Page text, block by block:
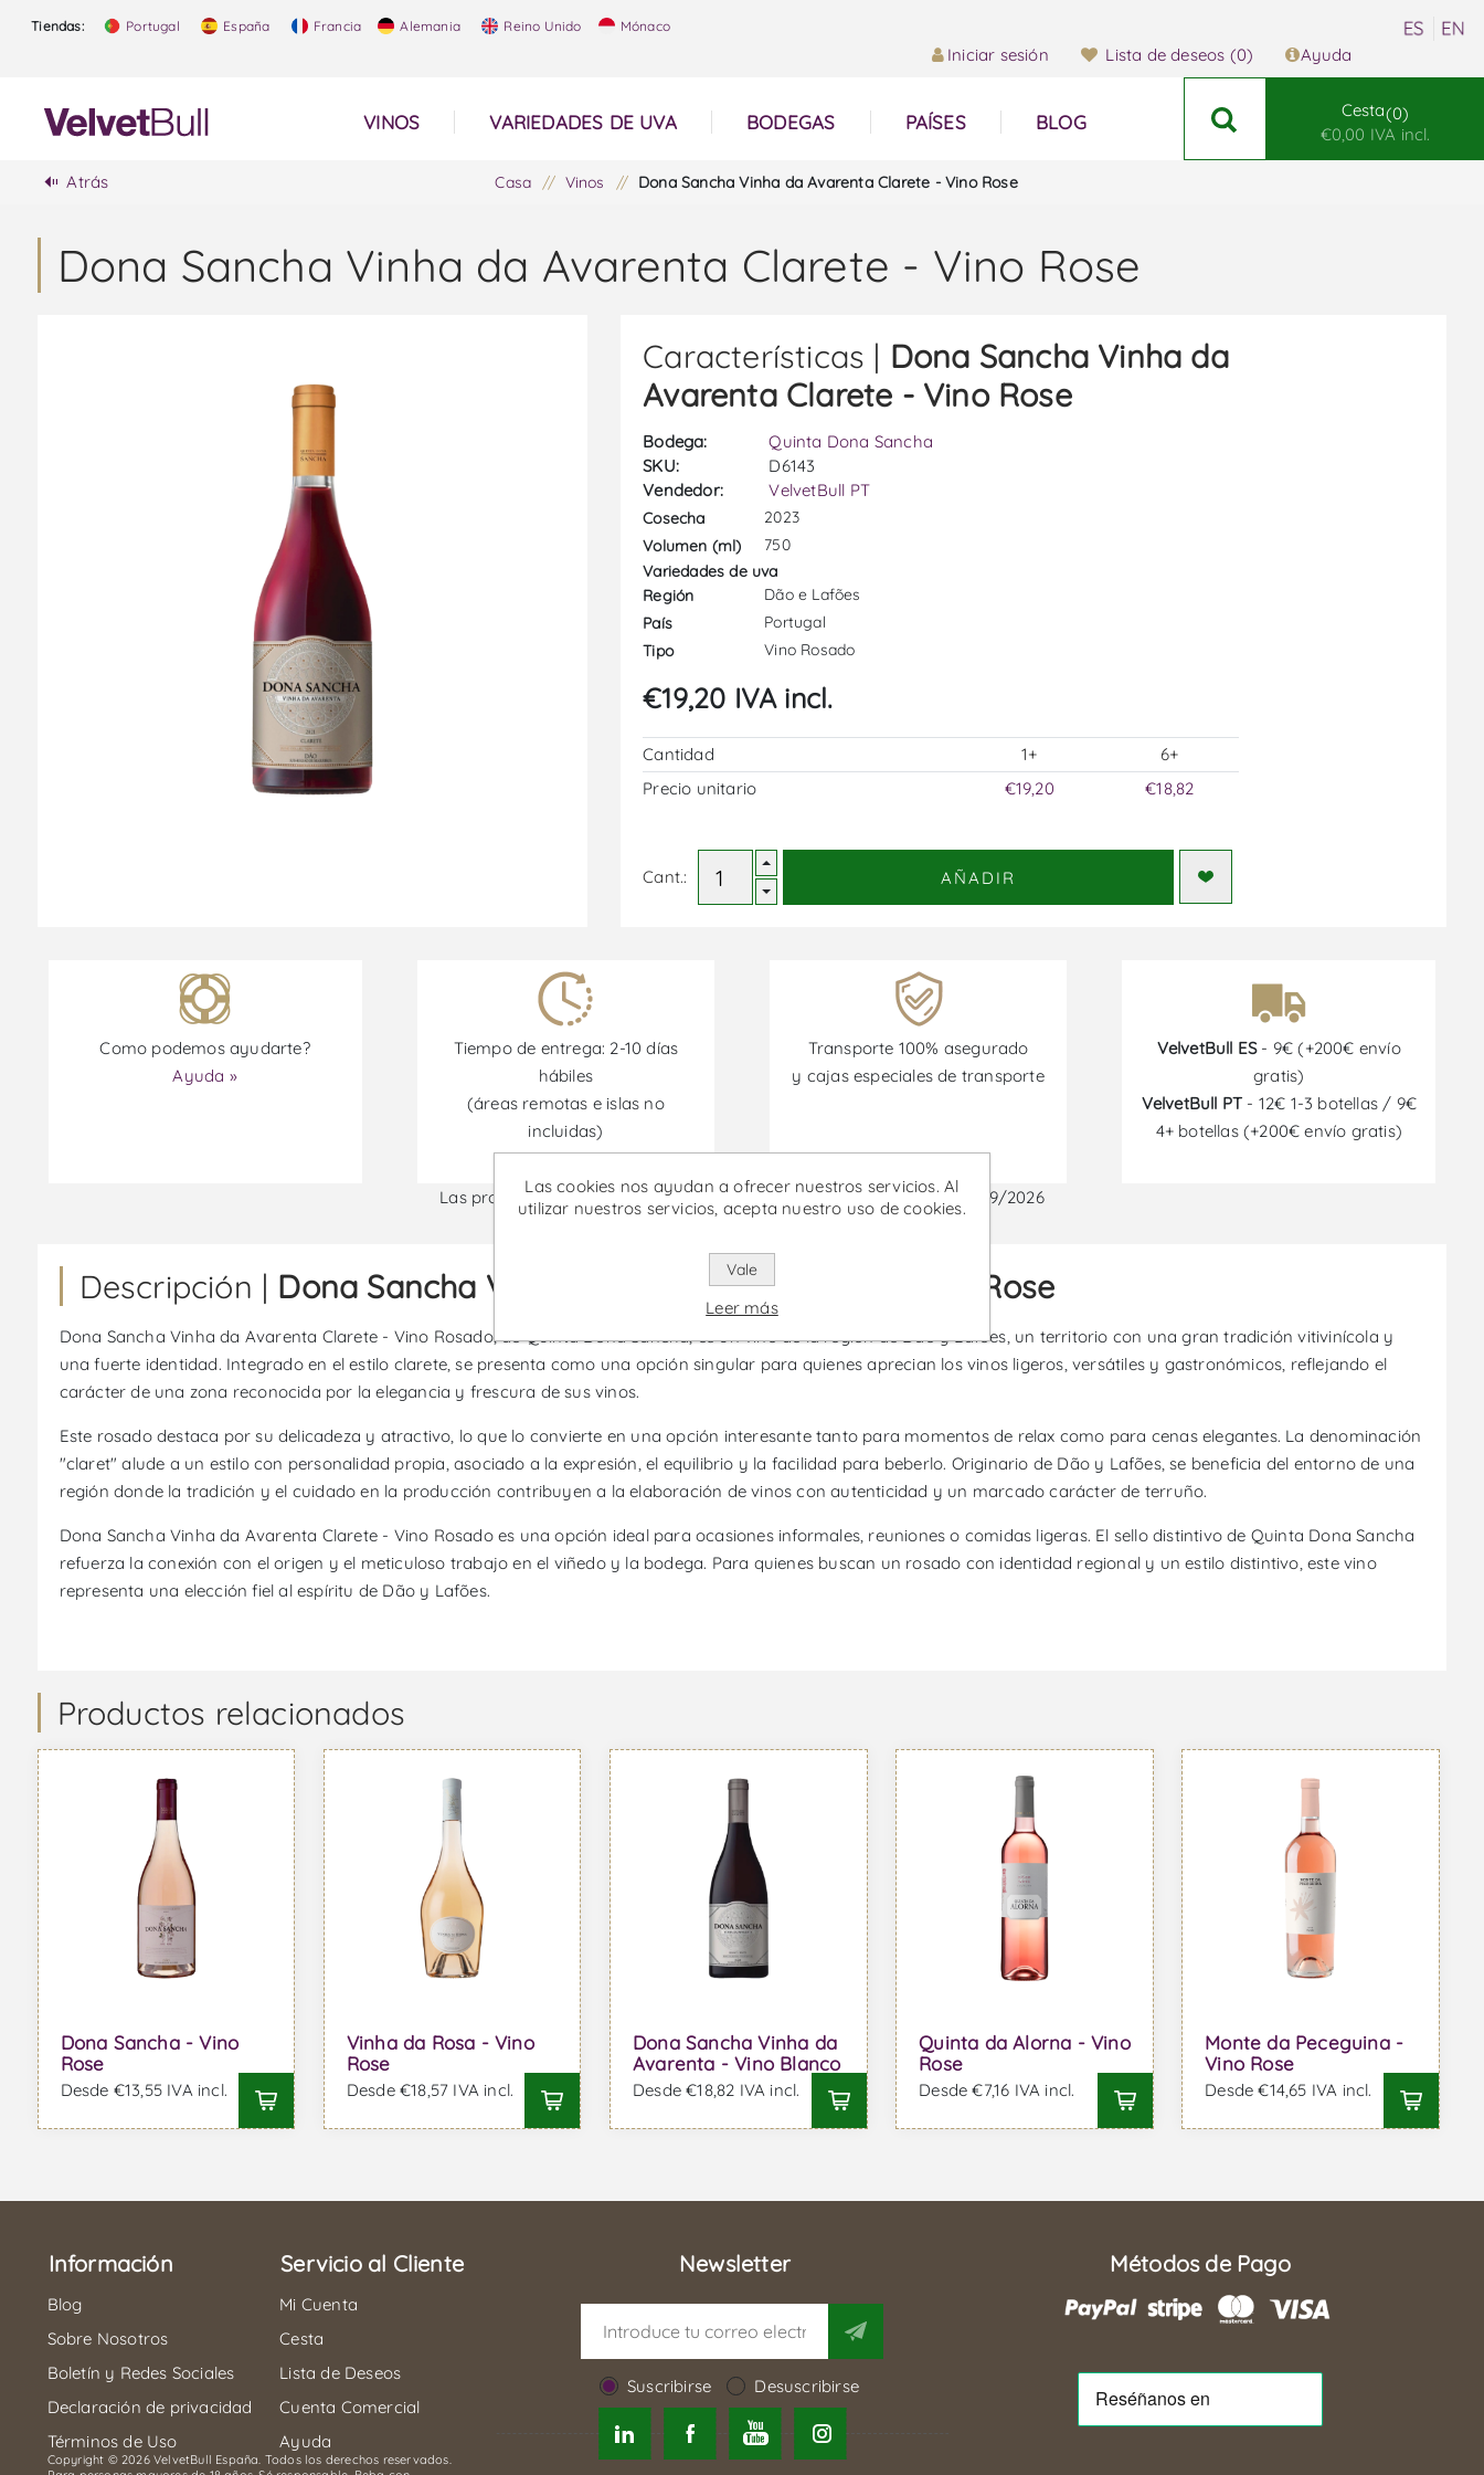
Tiendas: Portugal España Francia Alemania Reino Unido Mónaco
Iniciar sesión Lista de deseos (0) Ayuda
VINOS VARIEDADES DE UVA BODEGAS PAÍSES BLOG
Cesta 0
€0,00 IVA incl.
Atrás Casa / Vinos / Dona Sancha Vinha da Avarenta Clarete - Vino Rose
Dona Sancha Vinha da Avarenta Clarete - Vino Rose
Características | Dona Sancha Vinha da
Avarenta Clarete - Vino Rose
Bodega:
Quinta Dona Sancha
SKU:
D6143
Vendedor:
VelvetBull PT
Cosecha
2023
Volumen (ml)
750
Variedades de uva
Región
Dão e Lafões
País
Portugal
Tipo
Vino Rosado
€19,20 IVA incl.
Cantidad 1+
6+
Precio unitario
€19,20 €18,82
Cant.: AÑADIR
Como podemos ayudarte?
Ayuda »
Tiempo de entrega: 2-10 días
hábiles
(áreas remotas e islas no
incluidas)
Transporte 100% asegurado
y cajas especiales de transporte
VelvetBull ES- 9€ (+200€ envío
gratis)
VelvetBull PT - 12€ 1-3 botellas / 9€
4+ botellas (+200€ envío gratis)
Las promociones están disponibles desde el 30/06/2026 hasta el 30/09/2026
Descripción | Dona Sancha Vinha da Avarenta Clarete - Vino Rose
Dona Sancha Vinha da Avarenta Clarete - Vino Rosado, de Quinta Dona Sancha, es un vino de la región de Dão y Lafões, un territorio con una gran tradición vitivinícola y
una fuerte identidad. Integrado en el estilo clarete, se presenta como una opción singular para quienes aprecian los vinos ligeros, versátiles y gastronómicos, reflejando el
carácter de una zona reconocida por la elegancia y frescura de sus vinos.
Este rosado destaca por su delicadeza y atractivo, lo que lo convierte en una opción interesante tanto para momentos de relax como para cenas elegantes. La denominación
"claret" alude a un estilo con personalidad propia, asociado a la expresión, el equilibrio y la facilidad para beberlo. Originario de Dão y Lafões, se beneficia del entorno de una
región donde la tradición y el cuidado en la producción contribuyen a la elaboración de vinos con autenticidad y un marcado carácter de terruño.
Dona Sancha Vinha da Avarenta Clarete - Vino Rosado es una opción ideal para ocasiones informales, reuniones o comidas ligeras. El sello distintivo de Quinta Dona Sancha
refuerza la conexión con el origen y el meticuloso trabajo en el viñedo y la bodega. Para quienes buscan un rosado con identidad regional y un estilo distintivo, este vino
representa una elección fiel al espíritu de Dão y Lafões.
Productos relacionados
Dona Sancha - Vino
Rose
Desde €13,55 IVA incl.
Vinha da Rosa - Vino
Rose
Desde €18,57 IVA incl.
Dona Sancha Vinha da
Avarenta - Vino Blanco
Desde €18,82 IVA incl.
Quinta da Alorna - Vino
Rose
Desde €7,16 IVA incl.
Monte da Peceguina -
Vino Rose
Desde €14,65 IVA incl.
Información
Blog
Sobre Nosotros
Boletín y Redes Sociales
Declaración de privacidad
Términos de Uso
Servicio al Cliente
Mi Cuenta
Cesta
Lista de Deseos
Cuenta Comercial
Ayuda
Newsletter
Suscribirse Desuscribirse
Métodos de Pago
Copyright © 2026 VelvetBull España. Todos los derechos reservados.
Las cookies nos ayudan a ofrecer nuestros servicios. Al
utilizar nuestros servicios, acepta nuestro uso de cookies.
Vale
Leer más